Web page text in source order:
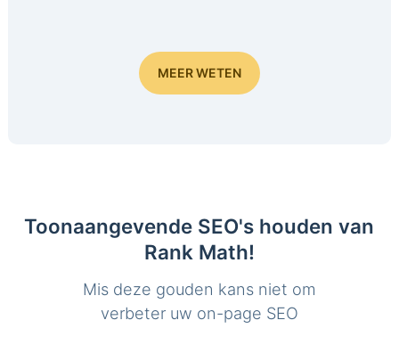
MEER WETEN
Toonaangevende SEO's houden van
Rank Math!
Mis deze gouden kans niet om
verbeter uw on-page SEO